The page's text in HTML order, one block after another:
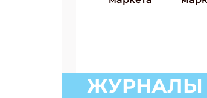
ЖУРНАЛЫ